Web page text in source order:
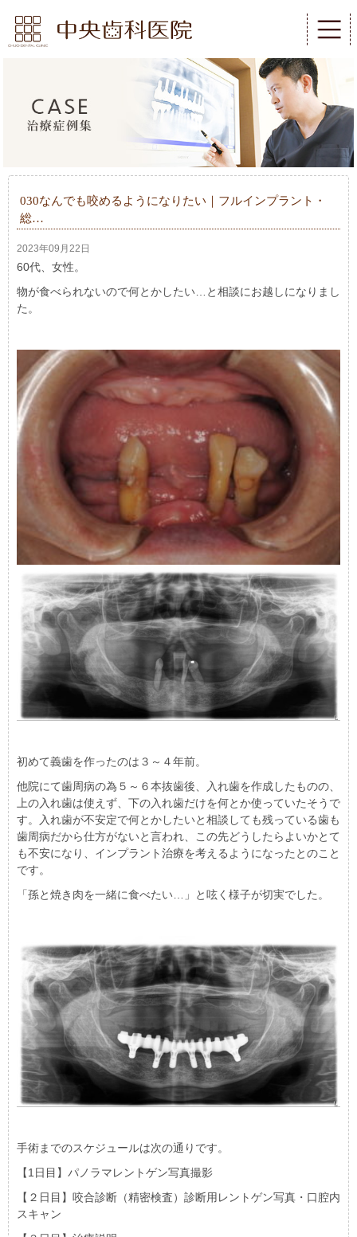
030なんでも咬めるようになりたい｜フルインプラント・
総…
2023年09月22日
60代、女性。
物が食べられないので何とかしたい…と相談にお越しになりまし
た。
初めて義歯を作ったのは３～４年前。
他院にて歯周病の為５～６本抜歯後、入れ歯を作成したものの、
上の入れ歯は使えず、下の入れ歯だけを何とか使っていたそうで
す。入れ歯が不安定で何とかしたいと相談しても残っている歯も
歯周病だから仕方がないと言われ、この先どうしたらよいかとて
も不安になり、インプラント治療を考えるようになったとのこと
です。
「孫と焼き肉を一緒に食べたい…」と呟く様子が切実でした。
手術までのスケジュールは次の通りです。
【1日目】パノラマレントゲン写真撮影
【２日目】咬合診断（精密検査）診断用レントゲン写真・口腔内
スキャン